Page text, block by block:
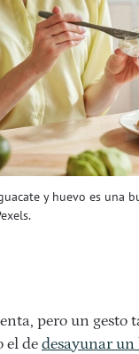
y huevo es una
pero un gesto
el dedesayunar un